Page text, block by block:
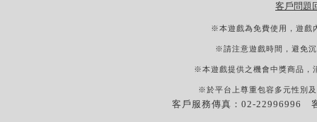
客戶問題
※本遊戲為免費使用，遊戲
※請注意遊戲時間，避免
※本遊戲提供之機會中獎商品，
※於平台上尊重包容多元性別
客戶服務傳真：02-22996996